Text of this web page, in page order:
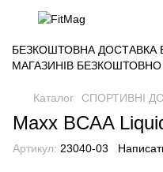
БЕЗКОШТОВНА ДОСТАВКА
МАГАЗИНІВ БЕЗКОШТОВНО
Каталог СПОРТИВНІ
Maxx BCAA
Артикул: 23040-03